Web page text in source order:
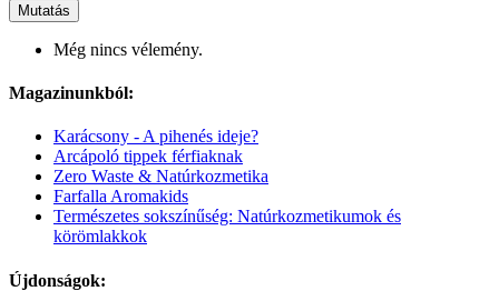
Mutatás
Még nincs vélemény.
Magazinunkból:
Karácsony - A pihenés ideje?
Arcápoló tippek férfiaknak
Zero Waste & Natúrkozmetika
Farfalla Aromakids
Természetes sokszínűség: Natúrkozmetikumok és
körömlakkok
Újdonságok: